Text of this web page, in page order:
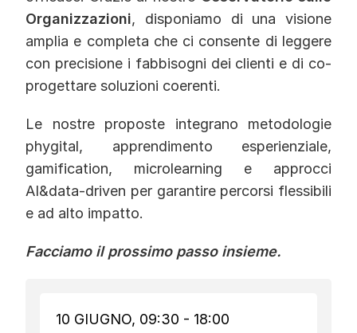
Organizzazioni, disponiamo di una visione
amplia e completa che ci consente di leggere
con precisione i fabbisogni dei clienti e di co-
progettare soluzioni coerenti.
Le nostre proposte integrano metodologie
phygital, apprendimento esperienziale,
gamification, microlearning e approcci
AI&data-driven per garantire percorsi flessibili
e ad alto impatto.
Facciamo il prossimo passo insieme.
10 GIUGNO, 09:30 - 18:00